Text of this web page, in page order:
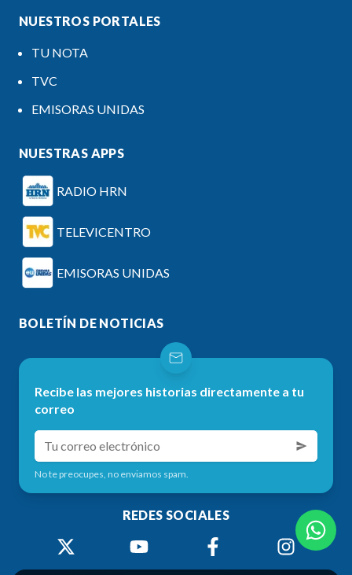
NUESTROS PORTALES
TU NOTA
TVC
EMISORAS UNIDAS
NUESTRAS APPS
RADIO HRN
TELEVICENTRO
EMISORAS UNIDAS
BOLETÍN DE NOTICIAS
Recibe las mejores historias directamente a tu
correo
No te preocupes, no enviamos spam.
REDES SOCIALES